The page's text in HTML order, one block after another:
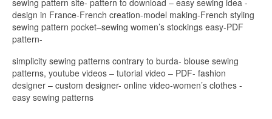
sewing pattern site- pattern to download – easy sewing idea -
design in France-French creation-model making-French styling
sewing pattern pocket–sewing women’s stockings easy-PDF
pattern-
simplicity sewing patterns contrary to burda- blouse sewing
patterns, youtube videos – tutorial video – PDF- fashion
designer – custom designer- online video-women’s clothes -
easy sewing patterns